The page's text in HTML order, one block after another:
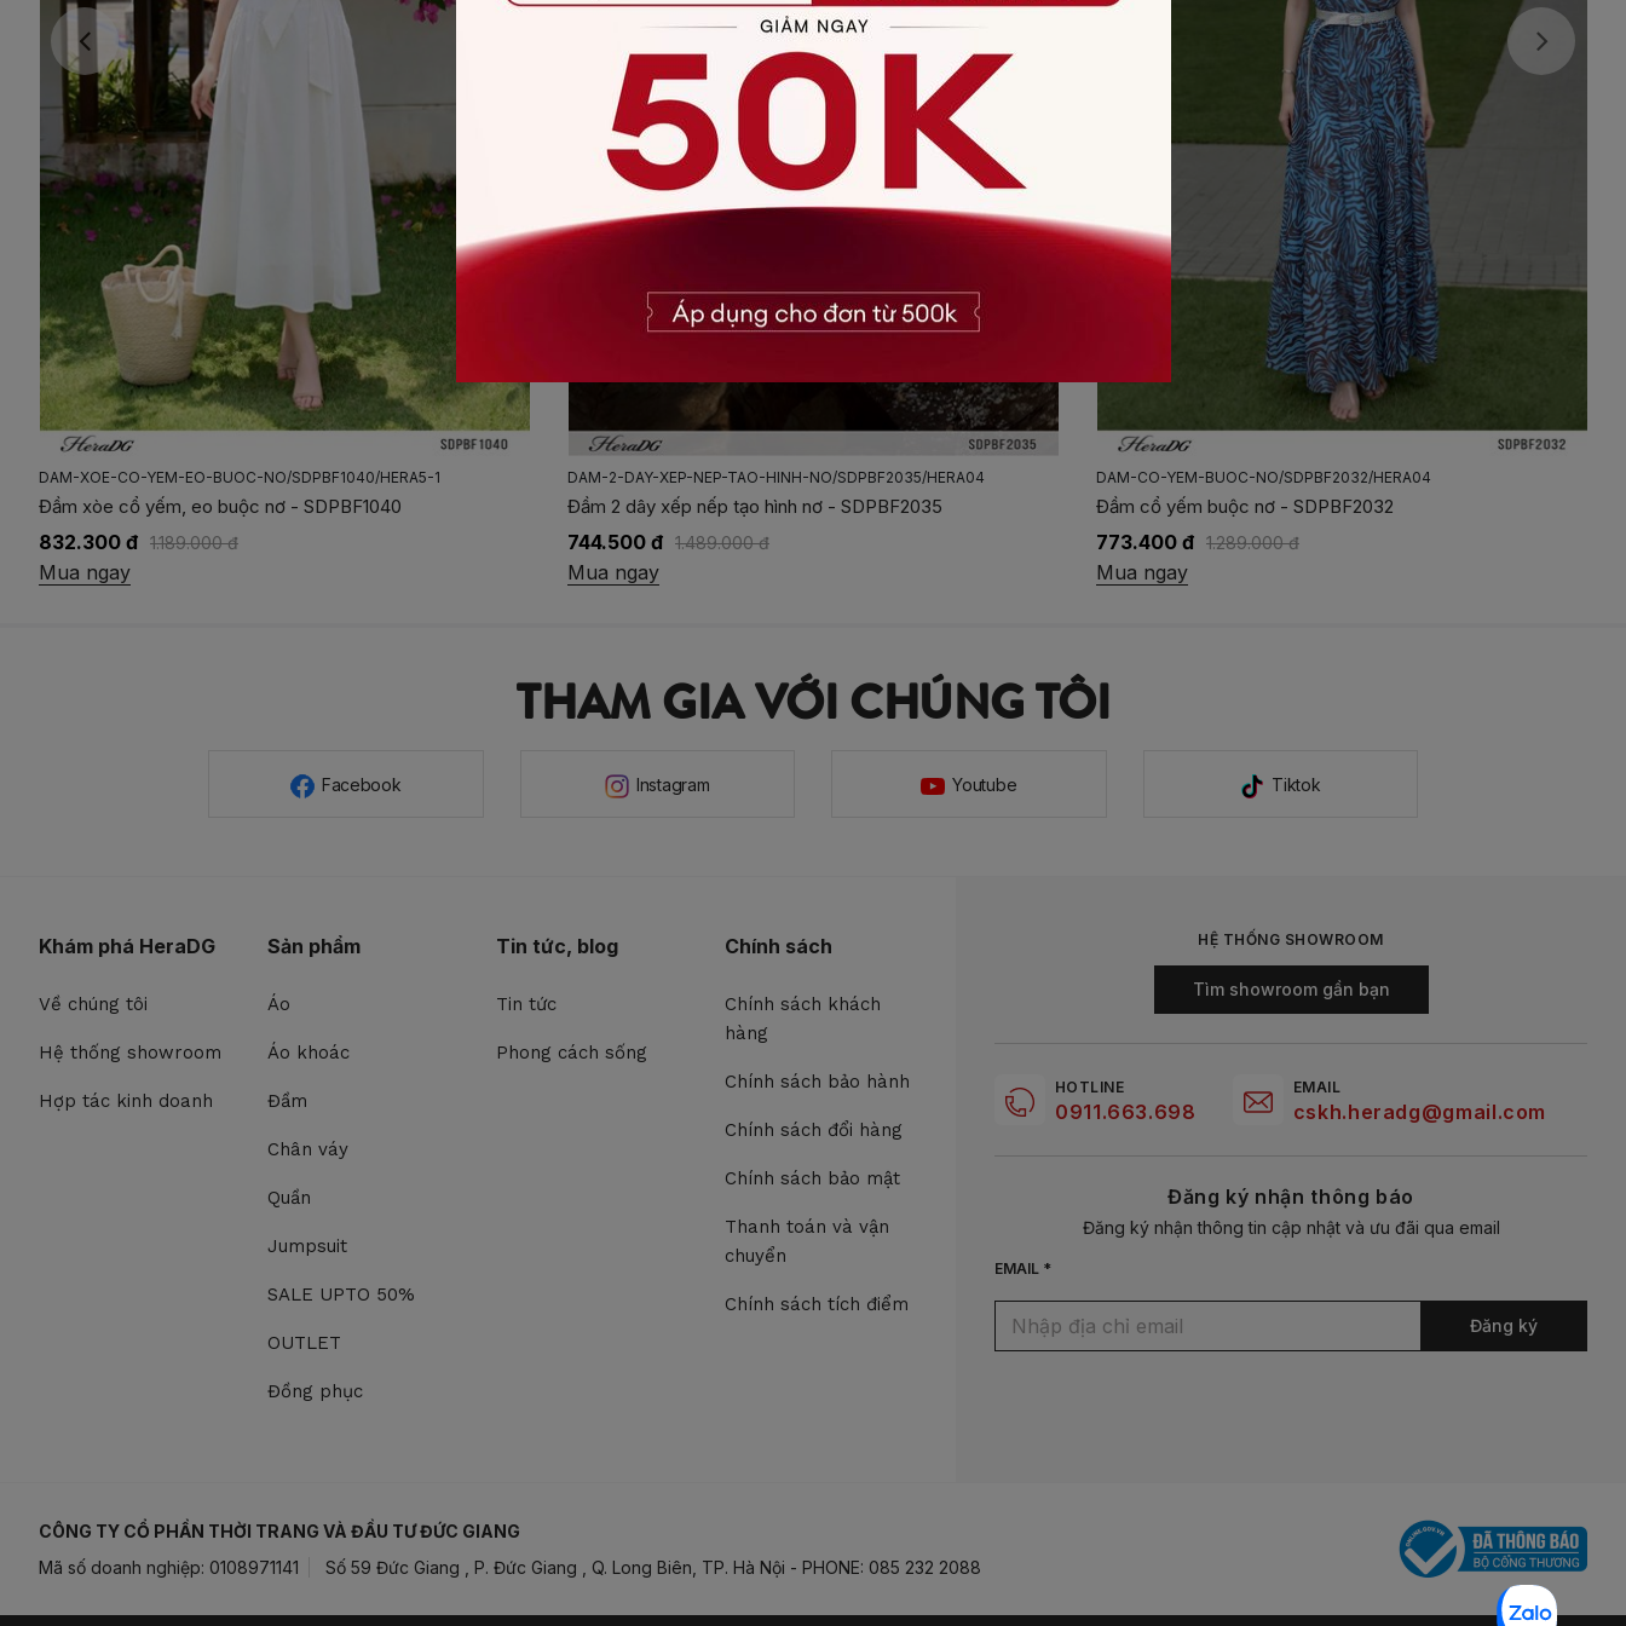
DAM-XOE-CO-YEM-EO-BUOC-NO/SDPBF1040/HERA5-1
Đầm xòe cổ yếm, eo buộc nơ - SDPBF1040
832.300 đ 1.189.000 đ
Mua ngay
DAM-2-DAY-XEP-NEP-TAO-HINH-NO/SDPBF2035/HERA04
Đầm 2 dây xếp nếp tạo hình nơ - SDPBF2035
744.500 đ 1.489.000 đ
Mua ngay
DAM-CO-YEM-BUOC-NO/SDPBF2032/HERA04
Đầm cổ yếm buộc nơ - SDPBF2032
773.400 đ 1.289.000 đ
Mua ngay
THAM GIA VỚI CHÚNG TÔI
Facebook Instagram Youtube Tiktok
Khám phá HeraDG
Về chúng tôi
Hệ thống showroom
Hợp tác kinh doanh
Sản phẩm
Áo
Áo khoác
Đầm
Chân váy
Quần
Jumpsuit
SALE UPTO 50%
OUTLET
Đồng phục
Tin tức, blog
Tin tức
Phong cách sống
Chính sách
Chính sách khách
hàng
Chính sách bảo hành
Chính sách đổi hàng
Chính sách bảo mật
Thanh toán và vận
chuyển
Chính sách tích điểm
HỆ THỐNG SHOWROOM
Tìm showroom gần bạn
HOTLINE
0911.663.698
EMAIL
cskh.heradg@gmail.com
Đăng ký nhận thông báo
Đăng ký nhận thông tin cập nhật và ưu đãi qua email
EMAIL *
Đăng ký
CÔNG TY CỔ PHẦN THỜI TRANG VÀ ĐẦU TƯ ĐỨC GIANG
Mã số doanh nghiệp: 0108971141
Số 59 Đức Giang , P. Đức Giang , Q. Long Biên, TP. Hà Nội - PHONE: 085 232 2088